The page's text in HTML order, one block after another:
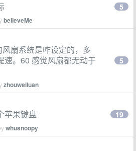
believeMe
5
扇系统是咋设定的，多
速。60 感觉风扇都无动于
zhouweiluan
5
苹果键盘
whusnoopy
19